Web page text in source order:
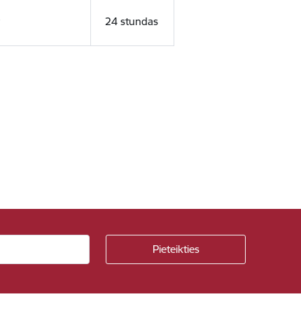
24 stundas